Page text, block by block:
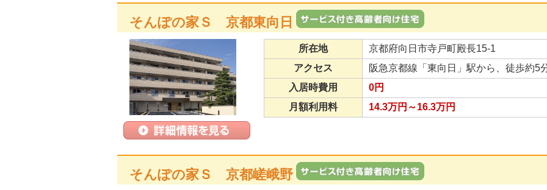
そんぽの家Ｓ 京都東向日
所在地
京都府向日市寺戸町殿長15-1
アクセス
阪急京都線「東向日」駅から、徒歩約5
入居時費用
0円
月額利用料
14.3万円～16.3万円
そんぽの家Ｓ 京都嵯峨野